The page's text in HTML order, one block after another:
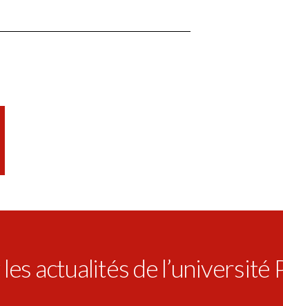
actualités de l’université